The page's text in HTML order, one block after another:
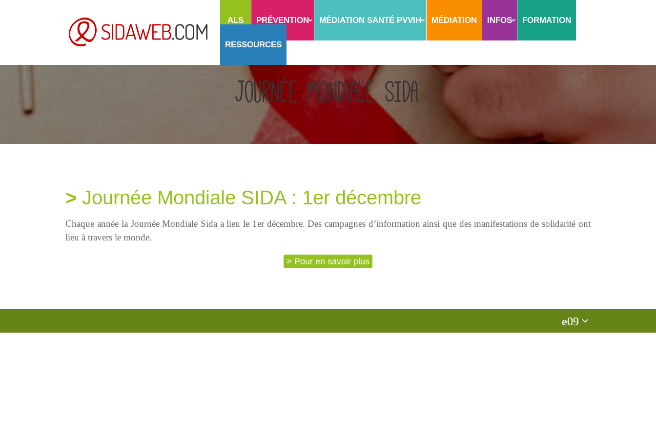
ALS PRÉVENTION MÉDIATION SANTÉ PVVIH MÉDIATION INFOS FORMATION
RESSOURCES
Journée Mondiale SIDA
Journée Mondiale SIDA : 1er décembre
Chaque année la Journée Mondiale Sida a lieu le 1er décembre. Des campagnes d’information ainsi que des manifestations de solidarité ont
lieu à travers le monde.
> Pour en savoir plus